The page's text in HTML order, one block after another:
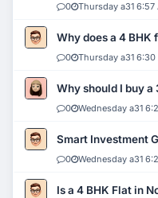
0 Thursday a31 6:57
Why does a 4
0 Thursday a31 6:30
Why should I buy a
0 Wednesday a31
Smart Investment
0 Wednesday a31
Is a 4 BHK Flat in